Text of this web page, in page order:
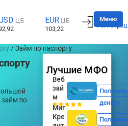
ЦБ
EUR ЦБ
103,22
Вход
Меню
/ Займ по паспорту
займ по
Лучшие МФО
Веб
зай
м
Получить
деньги
Миг
Кре
Получить